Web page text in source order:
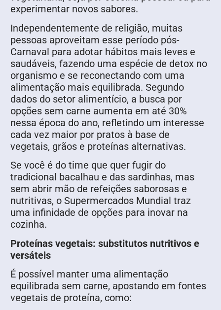
experimentar novos sabores.
Independentemente de religião, muitas
pessoas aproveitam esse período pós-
Carnaval para adotar hábitos mais leves e
saudáveis, fazendo uma espécie de detox no
organismo e se reconectando com uma
alimentação mais equilibrada. Segundo
dados do setor alimentício, a busca por
opções sem carne aumenta em até 30%
nessa época do ano, refletindo um interesse
cada vez maior por pratos à base de
vegetais, grãos e proteínas alternativas.
Se você é do time que quer fugir do
tradicional bacalhau e das sardinhas, mas
sem abrir mão de refeições saborosas e
nutritivas, o Supermercados Mundial traz
uma infinidade de opções para inovar na
cozinha.
Proteínas vegetais: substitutos nutritivos e
versáteis
É possível manter uma alimentação
equilibrada sem carne, apostando em fontes
vegetais de proteína, como: